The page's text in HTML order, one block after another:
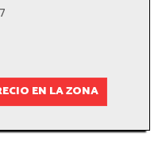
EN LA ZONA